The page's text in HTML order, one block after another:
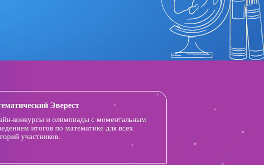
Эверест
конкурсы и олимпиады с моментальным
итогов по математике для всех
участников.